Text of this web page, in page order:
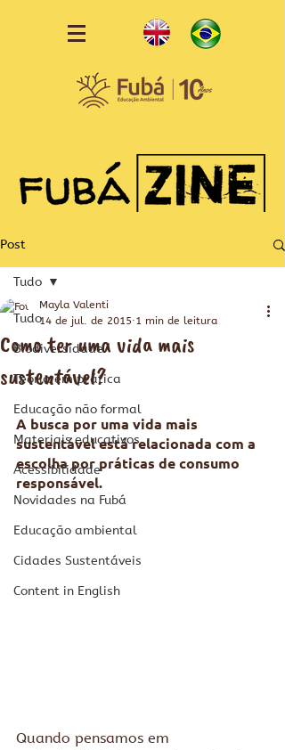
Post
Tudo
Biodiversidade
Teoria em prática
Educação não formal
Materiais educativos
Acessibilidade
Novidades na Fubá
Educação ambiental
Cidades Sustentáveis
Content in English
Tudo
Como ter uma vida mais
sustentável?
Mayla Valenti
14 de jul. de 2015 1 min de leitura
A busca por uma vida mais
sustentável está relacionada com a
escolha por práticas de consumo
responsável.
Quando pensamos em